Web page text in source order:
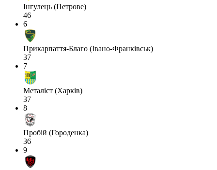
Інгулець (Петрове)
46
6
Прикарпаття-Благо (Івано-Франківськ)
37
7
Металіст (Харків)
37
8
Пробій (Городенка)
36
9